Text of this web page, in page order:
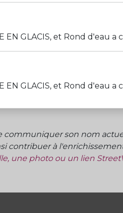
EN GLACIS, et Rond d'eau
EN GLACIS, et Rond d'eau
communiquer son nom
contribuer à
une photo ou un lien